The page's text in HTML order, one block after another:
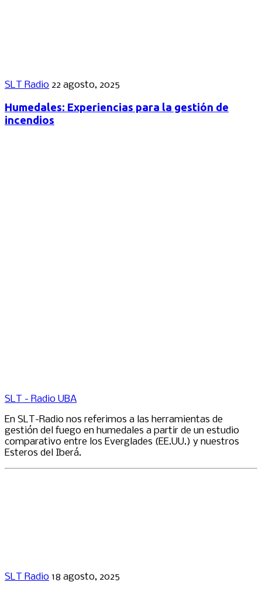
SLT Radio 22 agosto, 2025
Humedales: Experiencias para la gestión de
incendios
SLT - Radio UBA
En SLT-Radio nos referimos a las herramientas de
gestión del fuego en humedales a partir de un estudio
comparativo entre los Everglades (EE.UU.) y nuestros
Esteros del Iberá.
SLT Radio 18 agosto, 2025